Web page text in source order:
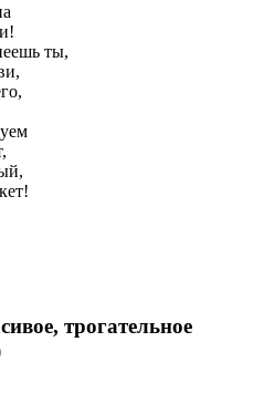
ты,
трогательное